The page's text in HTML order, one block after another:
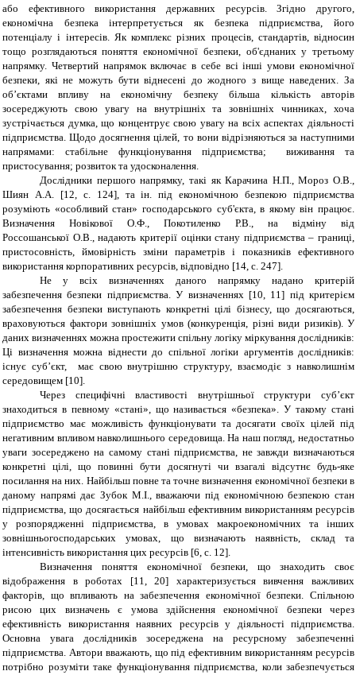
або ефективного використання державних ресурсів. Згідно другого,
економічна безпека інтерпретується як безпека підприємства, його
потенціалу і інтересів. Як комплекс різних процесів, стандартів, відносин
тощо розглядаються поняття економічної безпеки, об'єднаних у третьому
напрямку. Четвертий напрямок включає в себе всі інші умови економічної
безпеки, які не можуть бути віднесені до жодного з вище наведених. За
об’єктами впливу на економічну безпеку більша кількість авторів
зосереджують свою увагу на внутрішніх та зовнішніх чинниках, хоча
зустрічається думка, що концентрує свою увагу на всіх аспектах діяльності
підприємства. Щодо досягнення цілей, то вони відрізняються за наступними
напрямами: стабільне функціонування підприємства; виживання та
пристосування; розвиток та удосконалення.
Дослідники першого напрямку, такі як Карачина Н.П., Мороз О.В.,
Шиян А.А. [12, с. 124], та ін. під економічною безпекою підприємства
розуміють «особливий стан» господарського суб'єкта, в якому він працює.
Визначення Новікової О.Ф., Покотиленко Р.В., на відміну від
Россошанської О.В., надають критерії оцінки стану підприємства – границі,
пристосовність, ймовірність зміни параметрів і показників ефективного
використання корпоративних ресурсів, відповідно [14, с. 247].
Не у всіх визначеннях даного напрямку надано критерій
забезпечення безпеки підприємства. У визначеннях [10, 11] під критерієм
забезпечення безпеки виступають конкретні цілі бізнесу, що досягаються,
враховуються фактори зовнішніх умов (конкуренція, різні види ризиків). У
даних визначеннях можна простежити спільну логіку міркування дослідників:
Ці визначення можна віднести до спільної логіки аргументів дослідників:
існує суб’єкт, має свою внутрішню структуру, взаємодіє з навколишнім
середовищем [10].
Через специфічні властивості внутрішньої структури суб’єкт
знаходиться в певному «стані», що називається «безпека». У такому стані
підприємство має можливість функціонувати та досягати своїх цілей під
негативним впливом навколишнього середовища. На наш погляд, недостатньо
уваги зосереджено на самому стані підприємства, не завжди визначаються
конкретні цілі, що повинні бути досягнуті чи взагалі відсутнє будь-яке
посилання на них. Найбільш повне та точне визначення економічної безпеки в
даному напрямі дає Зубок М.І., вважаючи під економічною безпекою стан
підприємства, що досягається найбільш ефективним використанням ресурсів
у розпорядженні підприємства, в умовах макроекономічних та інших
зовнішньогосподарських умовах, що визначають наявність, склад та
інтенсивність використання цих ресурсів [6, с. 12].
Визначення поняття економічної безпеки, що знаходить своє
відображення в роботах [11, 20] характеризується вивчення важливих
факторів, що впливають на забезпечення економічної безпеки. Спільною
рисою цих визначень є умова здійснення економічної безпеки через
ефективність використання наявних ресурсів у діяльності підприємства.
Основна увага дослідників зосереджена на ресурсному забезпеченні
підприємства. Автори вважають, що під ефективним використанням ресурсів
потрібно розуміти таке функціонування підприємства, коли забезпечується